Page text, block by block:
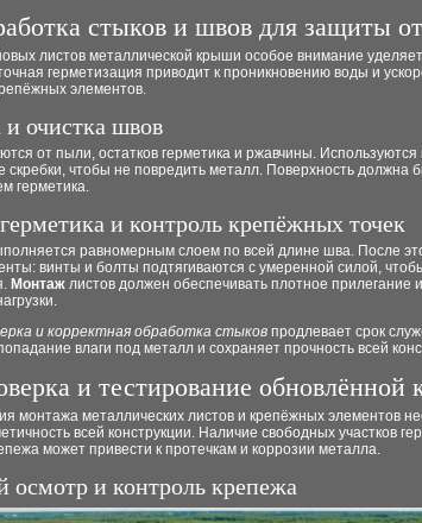
стыков и швов для защиты
листов металлической крыши особое внимание
герметизация приводит к проникновению воды и
элементов.
и очистка швов
от пыли, остатков герметика и ржавчины. Используются
скребки, чтобы не повредить металл. Поверхность должна
герметика.
и контроль крепёжных точек
равномерным слоем по всей длине шва. После
винты и болты подтягиваются с умеренной силой,
Монтаж листов должен обеспечивать плотное прилегание
и корректная обработка стыков продлевает срок
влаги под металл и сохраняет прочность всей
и тестирование
монтажа металлических листов и крепёжных элементов
всей конструкции. Наличие свободных участков
может привести к протечкам и коррозии металла.
осмотр и контроль крепежа